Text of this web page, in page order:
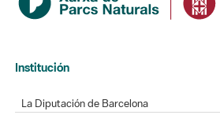
Institución
La Diputación de Barcelona